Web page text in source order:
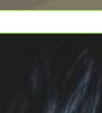
Le yoga est une